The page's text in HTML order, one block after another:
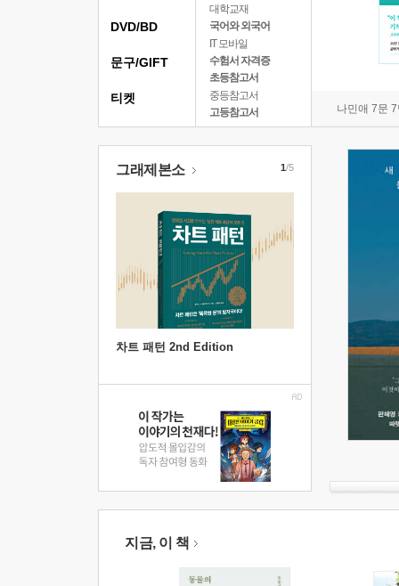
대학교재
국어와 외국어
IT 모바일
수험서 자격증
초등참고서
중등참고서
고등참고서
나민애 7문
DVD/BD
문구/GIFT
티켓
그래제본소
차트 패턴 2nd Edition
1/5
지금, 이 책